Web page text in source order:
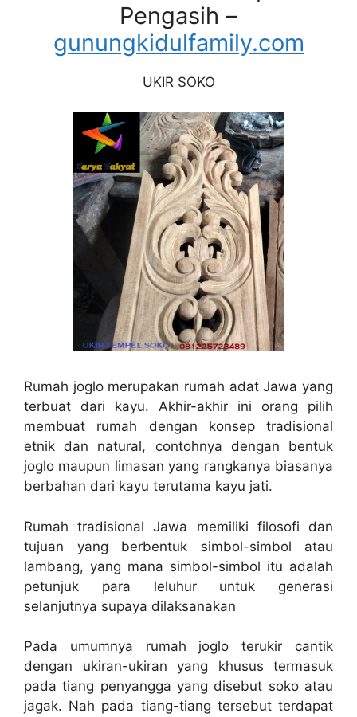
Pengasih –
gunungkidulfamily.com
UKIR SOKO
Rumah joglo merupakan rumah adat Jawa yang
terbuat dari kayu. Akhir-akhir ini orang pilih
membuat rumah dengan konsep tradisional
etnik dan natural, contohnya dengan bentuk
joglo maupun limasan yang rangkanya biasanya
berbahan dari kayu terutama kayu jati.
Rumah tradisional Jawa memiliki filosofi dan
tujuan yang berbentuk simbol-simbol atau
lambang, yang mana simbol-simbol itu adalah
petunjuk para leluhur untuk generasi
selanjutnya supaya dilaksanakan
Pada umumnya rumah joglo terukir cantik
dengan ukiran-ukiran yang khusus termasuk
pada tiang penyangga yang disebut soko atau
jagak. Nah pada tiang-tiang tersebut terdapat